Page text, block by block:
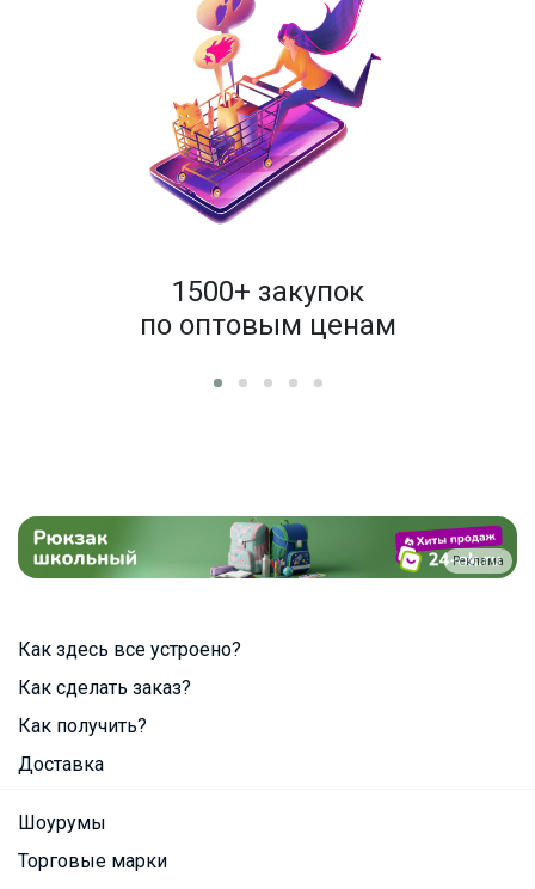
1500+ закупок
по оптовым ценам
Реклама
Как здесь все устроено?
Как сделать заказ?
Как получить?
Доставка
Шоурумы
Торговые марки